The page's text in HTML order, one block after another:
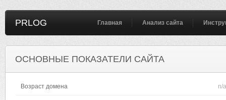
PRLOG Главная Анализ сайта
ОСНОВНЫЕ ПОКАЗАТЕЛИ САЙТА
Возраст домена n/a